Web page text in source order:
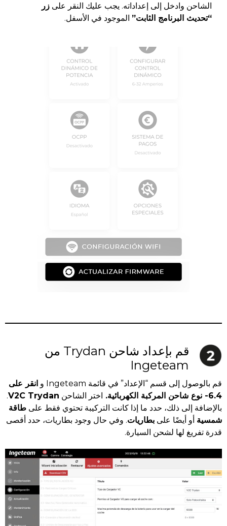
الشاحن وادخل إلى إعداداته. يجب عليك النقر على زر
“تحديث البرنامج الثابت” الموجود في الأسفل.
قم بإعداد شاحن Trydan من
Ingeteam
قم بالوصول إلى قسم “الإعداد” في قائمة Ingeteam و
انقر على
6.4- نوع شاحن المركبة الكهربائية
. اختر الشاحن V2C Trydan
.
بالإضافة إلى ذلك، حدد ما إذا كانت التركيبة تحتوي فقط على طاقة
شمسية أو أيضًا على بطاريات. وفي حال وجود بطاريات، حدد أقصى
قدرة تفريغ لها لشحن السيارة.